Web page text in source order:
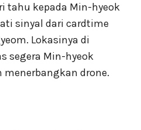
tahu kepada Min-hyeok
sinyal dari cardtime
Lokasinya di
segera Min-hyeok
drone.